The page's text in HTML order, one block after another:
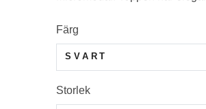
Färg
SVART
Storlek